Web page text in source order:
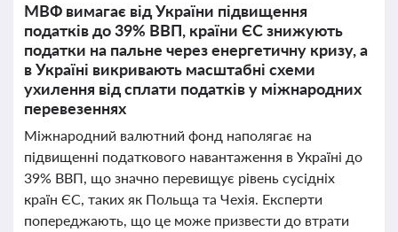
МВФ вимагає від України підвищення
податків до 39% ВВП, країни ЄС знижують
податки на пальне через енергетичну кризу, а
в Україні викривають масштабні схеми
ухилення від сплати податків у міжнародних
перевезеннях
Міжнародний валютний фонд наполягає на
підвищенні податкового навантаження в Україні до
39% ВВП, що значно перевищує рівень сусідніх
країн ЄС, таких як Польща та Чехія. Експерти
попереджають, що це може призвести до втрати